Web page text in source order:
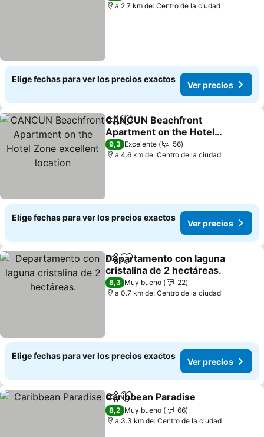
a 2.7 km de: Centro de la ciudad
Elige fechas para ver los precios exactos
Ver precios
CompartirAgregar a favoritos
CANCUN Beachfront
Apartment on the Hotel
Zone excellent location
9,3 Excelente
56
a 4.6 km de: Centro de la ciudad
Elige fechas para ver los precios exactos
Ver precios
CompartirAgregar a favoritos
Departamento con laguna
cristalina de 2 hectáreas.
8,3 Muy bueno
22
a 0.7 km de: Centro de la ciudad
Elige fechas para ver los precios exactos
Ver precios
CompartirAgregar a favoritos
Caribbean Paradise
8,2 Muy bueno
66
a 3.3 km de: Centro de la ciudad